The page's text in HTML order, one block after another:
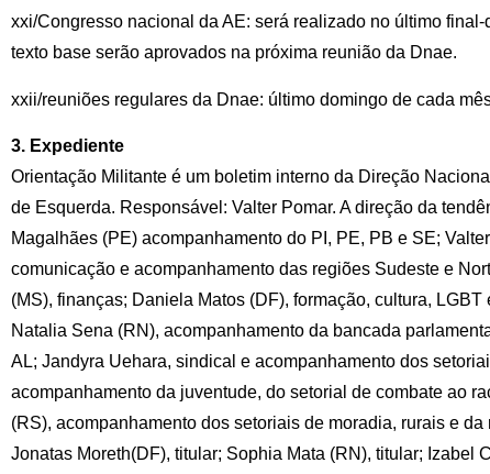
xxi/Congresso nacional da AE: será realizado no último
texto base serão aprovados na próxima reunião da Dnae.
xxii/reuniões regulares da Dnae: último domingo de cada
3. Expediente
Orientação Militante é um boletim interno da Direção
de Esquerda. Responsável: Valter Pomar. A direção da
Magalhães (PE) acompanhamento do PI, PE, PB e SE;
comunicação e acompanhamento das regiões Sudeste e
(MS), finanças; Daniela Matos (DF), formação, cultura,
Natalia Sena (RN), acompanhamento da bancada
AL; Jandyra Uehara, sindical e acompanhamento dos
acompanhamento da juventude, do setorial de combate ao
(RS), acompanhamento dos setoriais de moradia, rurais e
Jonatas Moreth(DF), titular; Sophia Mata (RN), titular; Izabel